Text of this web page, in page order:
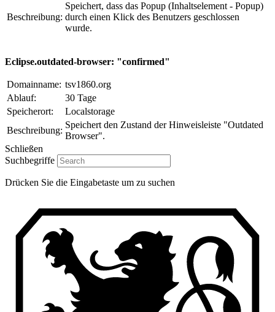
Beschreibung:
Speichert, dass das Popup (Inhaltselement - Popup)
durch einen Klick des Benutzers geschlossen
wurde.
Eclipse.outdated-browser: "confirmed"
Domainname: tsv1860.org
Ablauf:
30 Tage
Speicherort:
Localstorage
Beschreibung:
Speichert den Zustand der Hinweisleiste "Outdated
Browser".
Schließen
Suchbegriffe
Drücken Sie die Eingabetaste um zu suchen